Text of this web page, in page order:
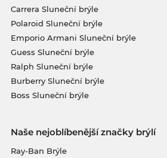
Carrera Sluneční brýle
Polaroid Sluneční brýle
Emporio Armani Sluneční brýle
Guess Sluneční brýle
Ralph Sluneční brýle
Burberry Sluneční brýle
Boss Sluneční brýle
Naše nejoblíbenější značky brýlí
Ray-Ban Brýle